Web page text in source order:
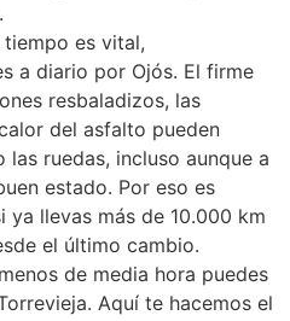
es vital,
a diario por Ojós. El firme
resbaladizos, las
del asfalto pueden
ruedas, incluso aunque a
estado. Por eso es
ya llevas más de 10.000 km
el último cambio.
de media hora puedes
Aquí te hacemos el